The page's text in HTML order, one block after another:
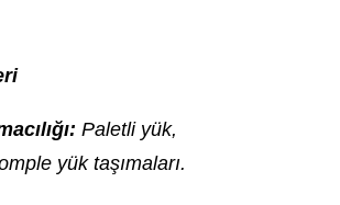
Paletli yük,
yük taşımaları.